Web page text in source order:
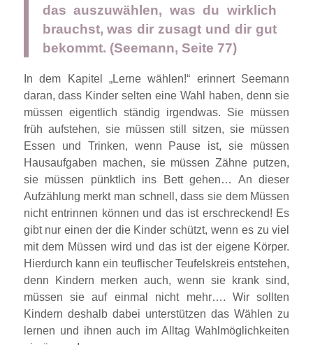
das auszuwählen, was du wirklich
brauchst, was dir zusagt und dir gut
bekommt. (Seemann, Seite 77)
In dem Kapitel „Lerne wählen!“ erinnert Seemann
daran, dass Kinder selten eine Wahl haben, denn sie
müssen eigentlich ständig irgendwas. Sie müssen
früh aufstehen, sie müssen still sitzen, sie müssen
Essen und Trinken, wenn Pause ist, sie müssen
Hausaufgaben machen, sie müssen Zähne putzen,
sie müssen pünktlich ins Bett gehen… An dieser
Aufzählung merkt man schnell, dass sie dem Müssen
nicht entrinnen können und das ist erschreckend! Es
gibt nur einen der die Kinder schützt, wenn es zu viel
mit dem Müssen wird und das ist der eigene Körper.
Hierdurch kann ein teuflischer Teufelskreis entstehen,
denn Kindern merken auch, wenn sie krank sind,
müssen sie auf einmal nicht mehr…. Wir sollten
Kindern deshalb dabei unterstützen das Wählen zu
lernen und ihnen auch im Alltag Wahlmöglichkeiten